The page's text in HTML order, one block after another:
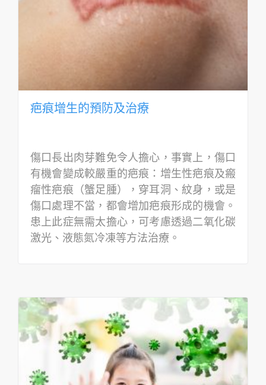
疤痕增生的預防及治療
傷口長出肉芽難免令人擔心，事實上，傷口
有機會變成較嚴重的疤痕：增生性疤痕及瘢
瘤性疤痕（蟹足腫），穿耳洞、紋身，或是
傷口處理不當，都會增加疤痕形成的機會。
患上此症無需太擔心，可考慮透過二氧化碳
激光、液態氮冷凍等方法治療。